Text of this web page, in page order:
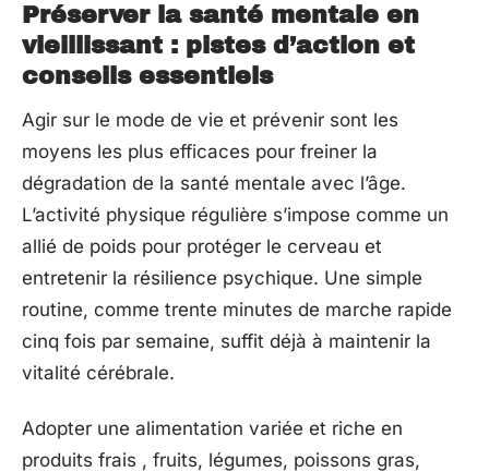
Préserver la santé mentale en
vieillissant : pistes d’action et
conseils essentiels
Agir sur le mode de vie et prévenir sont les
moyens les plus efficaces pour freiner la
dégradation de la santé mentale avec l’âge.
L’activité physique régulière s’impose comme un
allié de poids pour protéger le cerveau et
entretenir la résilience psychique. Une simple
routine, comme trente minutes de marche rapide
cinq fois par semaine, suffit déjà à maintenir la
vitalité cérébrale.
Adopter une alimentation variée et riche en
produits frais , fruits, légumes, poissons gras,